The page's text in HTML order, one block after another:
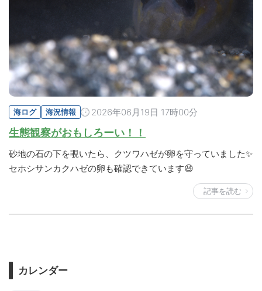
海ログ 海況情報 2026年06月19日 17時00分
生態観察がおもしろーい！！
砂地の石の下を覗いたら、クツワハゼが卵を守っていました✨
セホシサンカクハゼの卵も確認できています😆
記事を読む
カレンダー